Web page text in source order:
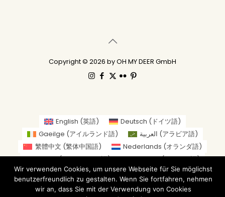
Copyright © 2026 by OH MY DEER GmbH
English (英語) Deutsch ( ドイツ語)
Gaeilge (アイルランド語) العربية (アラビア語)
繁體中文 (繁体中国語) Nederlands (オランダ語)
Suomi(フィンランド語) Français(フランス語)
Italiano(イタリア語 )
日本語
Norsk bokmål(ノルウェー・ブークモール)
Wir verwenden Cookies, um unsere Webseite für Sie möglichst
benutzerfreundlich zu gestalten. Wenn Sie fortfahren, nehmen
wir an, dass Sie mit der Verwendung von Cookies